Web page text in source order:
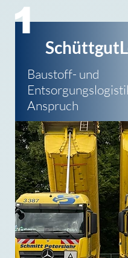
Baustoff- und
Entsorgungs
Anspruch
1